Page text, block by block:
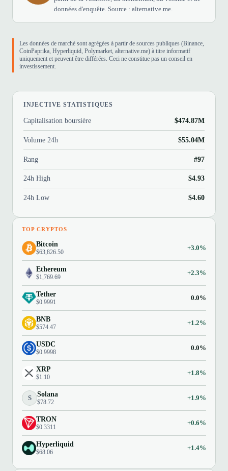
données d'enquête. Source : alternative.me.
Les données de marché sont agrégées à partir de sources publiques (Binance,
CoinPaprika, Hyperliquid, Polymarket, alternative.me) à titre informatif
uniquement et peuvent être différées. Ceci ne constitue pas un conseil en
investissement.
INJECTIVE STATISTIQUES
Capitalisation boursière $474.87M
Volume 24h $55.04M
Rang #97
24h High $4.93
24h Low $4.60
TOP CRYPTOS
Bitcoin
$63,826.50
+3.0%
Ethereum
$1,769.69
+2.3%
Tether
$0.9991
0.0%
BNB
$574.47
+1.2%
USDC
$0.9998
0.0%
XRP
$1.10
+1.8%
S Solana
$78.72
+1.9%
TRON
$0.3311
+0.6%
Hyperliquid
$68.06
+1.4%